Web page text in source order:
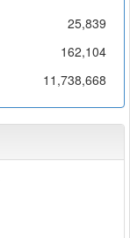
25,839
162,104
11,738,668